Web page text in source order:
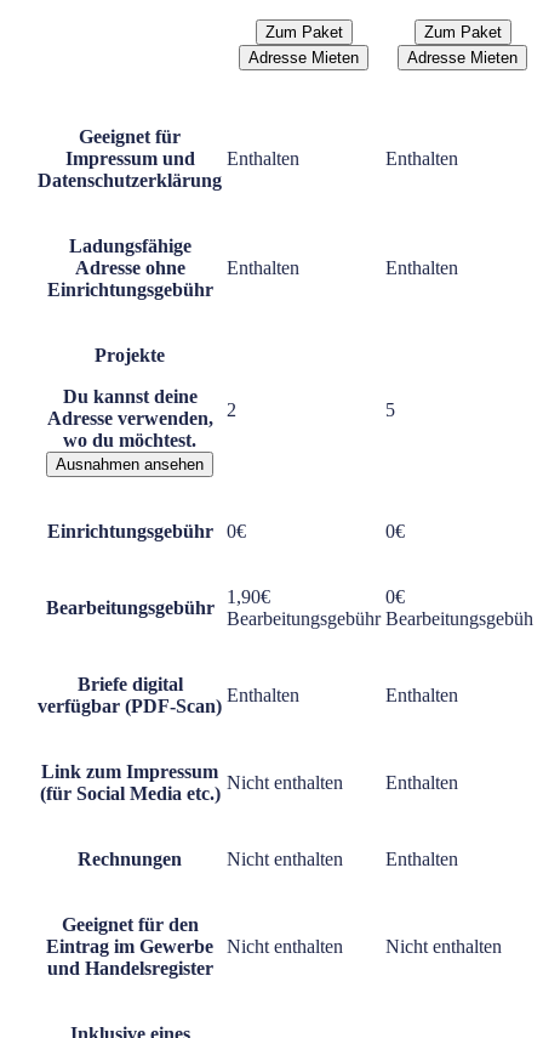
Zum Paket
Adresse Mieten
Zum Paket
Adresse Mieten
Geeignet für
Impressum und
Datenschutzerklärung
Enthalten Enthalten
Ladungsfähige
Adresse ohne
Einrichtungsgebühr
Enthalten Enthalten
Projekte
Du kannst deine
Adresse verwenden,
wo du möchtest.
Ausnahmen ansehen
2 5
Einrichtungsgebühr 0€ 0€
Bearbeitungsgebühr
1,90€
Bearbeitungsgebühr
0€
Bearbeitungsgebühr
Briefe digital
verfügbar (PDF-Scan)
Enthalten Enthalten
Link zum Impressum
(für Social Media etc.)
Nicht enthalten Enthalten
Rechnungen Nicht enthalten Enthalten
Geeignet für den
Eintrag im Gewerbe
und Handelsregister
Nicht enthalten Nicht enthalten
Inklusive eines